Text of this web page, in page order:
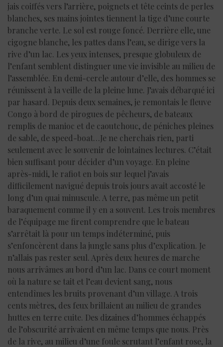
jais coiffés vers l’arrière, poignets et tête ceints de perles
blanches, ses mains jointes tiennent la tige d’une courte
branche verte. Le sol est rouge foncé. Derrière elle, une
cigogne blanche, les pattes dans l’eau, se dirige vers la
rive d’un lac. Les yeux intenses, presque globuleux de
l’enfant semblent distinguer une vie invisible au milieu de
l’assemblée. En demi-cercle autour d’elle, des hommes se
réunissent à la veille de la pleine lune. J’avais débarqué ici
par hasard. Depuis deux semaines, je remontais le fleuve
Congo à bord de pirogues de pêcheurs, de bateaux
remplis de manioc et de caoutchouc, de péniches pleines
de sable, de speed-boat…Je ne cherchais rien, parti
seulement avec le souvenir de lointaines lectures. C’était
bien suffisant pour décider d’un voyage. En pleine
après-midi, le rafiot en bois sur lequel j’avais
difficilement navigué depuis trois jours avait accosté le
long d’un quai minuscule. A terre, pas même un petit
baraquement comme il y en a souvent. Les trois membres
de l’équipage me firent comprendre que le bateau
s’arrêtait là pour un temps indéterminé, puis
s’enfoncèrent dans la jungle sans plus d’explication. Je
n’allais pas rester seul. Après deux heures de marche
nous arrivâmes au bord d’un lac. Dans ce court moment
où la nature se tait et l’eau devient sang, nous
entendîmes les bruits provenant d’un village. A trois
cents mètres, des feux brillaient au milieu de grandes
huttes en terre cuite. Des dizaines d’hommes échappés
de l’obscurité arrivaient en même temps que nous. Près
de la rive, au milieu d’une foule scrutant l’enfant rose, la